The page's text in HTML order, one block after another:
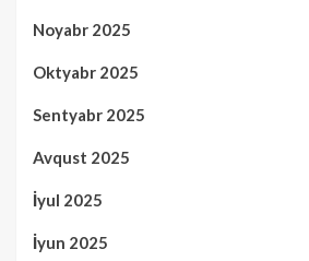
Noyabr 2025
Oktyabr 2025
Sentyabr 2025
Avqust 2025
İyul 2025
İyun 2025